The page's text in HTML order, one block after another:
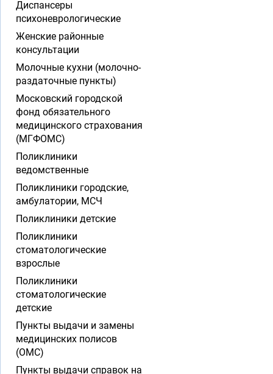
Диспансеры
психоневрологические
Женские районные
консультации
Молочные кухни (молочно-
раздаточные пункты)
Московский городской
фонд обязательного
медицинского страхования
(МГФОМС)
Поликлиники
ведомственные
Поликлиники городские,
амбулатории, МСЧ
Поликлиники детские
Поликлиники
стоматологические
взрослые
Поликлиники
стоматологические
детские
Пункты выдачи и замены
медицинских полисов
(ОМС)
Пункты выдачи справок на